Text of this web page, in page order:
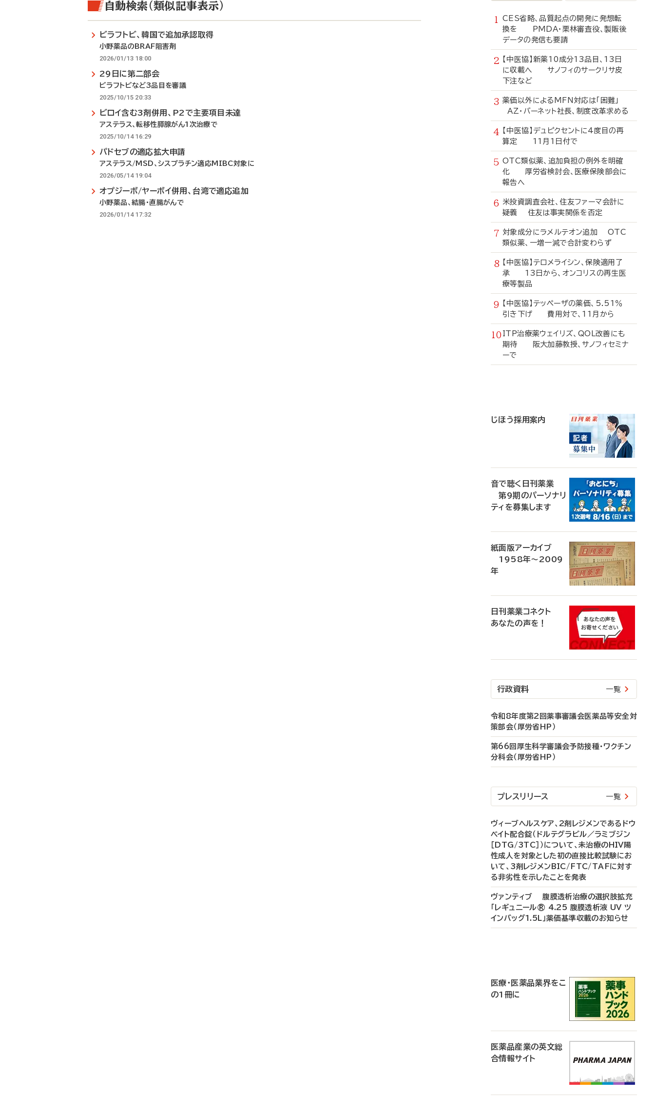
自動検索（類似記事表示）
ビラフトビ、韓国で追加承認取得
小野薬品のBRAF阻害剤
2026/01/13 18:00
29日に第二部会
ビラフトビなど3品目を審議
2025/10/15 20:33
ビロイ含む3剤併用、P2で主要項目未達
アステラス、転移性膵腺がん1次治療で
2025/10/14 16:29
パドセブの適応拡大申請
アステラス/MSD、シスプラチン適応MIBC対象に
2026/05/14 19:04
オプジーボ/ヤーボイ併用、台湾で適応追加
小野薬品、結腸・直腸がんで
2026/01/14 17:32
CES省略、品質起点の開発に発想転
換を PMDA・栗林審査役、製販後
データの発信も要請
【中医協】新薬10成分13品目、13日
に収載へ サノフィのサークリサ皮
下注など
薬価以外によるMFN対応は「困難」
AZ・バーネット社長、制度改革求める
【中医協】デュピクセントに4度目の再
算定 11月1日付で
OTC類似薬、追加負担の例外を明確
化 厚労省検討会、医療保険部会に
報告へ
米投資調査会社、住友ファーマ会計に
疑義 住友は事実関係を否定
対象成分にラメルテオン追加 OTC
類似薬、一増一減で合計変わらず
【中医協】テロメライシン、保険適用了
承 13日から、オンコリスの再生医
療等製品
【中医協】テッペーザの薬価、5.51％
引き下げ 費用対で、11月から
ITP治療薬ウェイリズ、QOL改善にも
期待 阪大加藤教授、サノフィセミナ
ーで
じほう採用案内
音で聴く日刊薬業
第9期のパーソナリ
ティを募集します
紙面版アーカイブ
1958年～2009
年
日刊薬業コネクト
あなたの声を！
行政資料 一覧
令和8年度第2回薬事審議会医薬品等安全対
策部会（厚労省HP）
第66回厚生科学審議会予防接種・ワクチン
分科会（厚労省HP）
プレスリリース 一覧
ヴィーブヘルスケア、2剤レジメンであるドウ
ベイト配合錠（ドルテグラビル／ラミブジン
［DTG/3TC］）について、未治療のHIV陽
性成人を対象とした初の直接比較試験にお
いて、3剤レジメンBIC/FTC/TAFに対す
る非劣性を示したことを発表
ヴァンティブ 腹膜透析治療の選択肢拡充
「レギュニール® 4.25 腹膜透析液 UV ツ
インバッグ1.5L」薬価基準収載のお知らせ
医療・医薬品業界をこ
の1冊に
医薬品産業の英文総
合情報サイト